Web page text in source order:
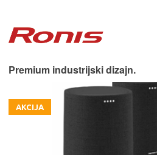
Premium industrijski dizajn.
AKCIJA